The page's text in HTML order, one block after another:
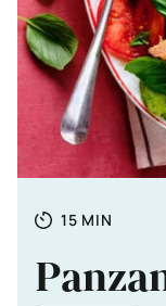
Totale
15 MINUTEN
MIN